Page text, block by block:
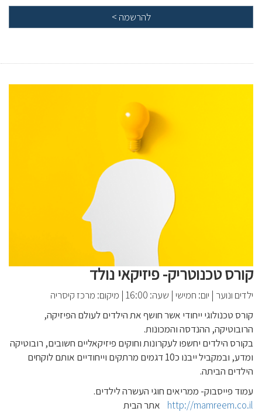
להרשמה >
קורס טכנוטריק- פיזיקאי נולד
ילדים ונוער | יום: חמישי | שעה: 16:00 | מיקום: מרכז קיסריה
קורס טכנולוגי ייחודי אשר חושף את הילדים לעולם הפיזיקה,
הרובוטיקה, ההנדסה והמכונות.
בקורס הילדים יחשפו לעקרונות וחוקים פיזיקאליים חשובים, רובוטיקה
ומדע, ובמקביל ייבנו כ10 דגמים מרתקים וייחודיים אותם לוקחים
הילדים הביתה.
עמוד פייסבוק- ממריאים חוגי העשרה לילדים.
http://mamreem.co.il אתר הבית